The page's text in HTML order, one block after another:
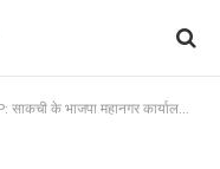
कांग्रेस पर किया तंज, प्रदेश प्रवक्ता प्रतुल शाहदेव बोले, कांग्रेस की डीएनए में है महिलाओं का अपमान करना